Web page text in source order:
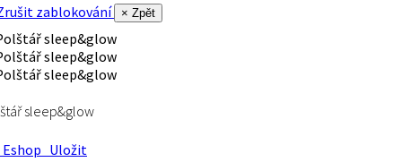
zablokování
× Zpět
sleep&glow
Uložit